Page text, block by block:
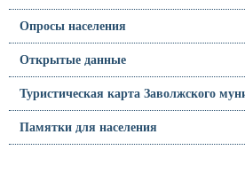
Опросы населения
Открытые данные
Туристическая карта Заволжского
Памятки для населения